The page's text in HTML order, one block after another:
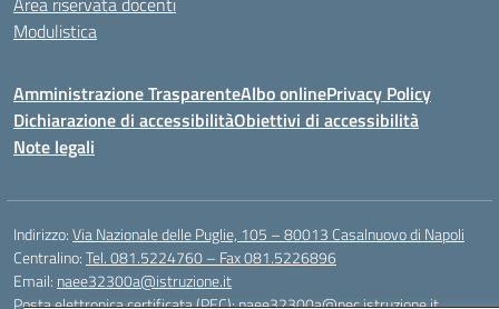
Modulistica
Amministrazione TrasparenteAlbo onlinePrivacy Policy
Dichiarazione di accessibilitàObiettivi di accessibilità
Note legali
Indirizzo:Via Nazionale delle Puglie, 105 – 80013 Casalnuovo di Napoli
Centralino:Tel. 081.5224760 – Fax 081.5226896
Email: naee32300a@istruzione.it
Posta elettronica certificata (PEC):naee32300a@pec.istruzione.it